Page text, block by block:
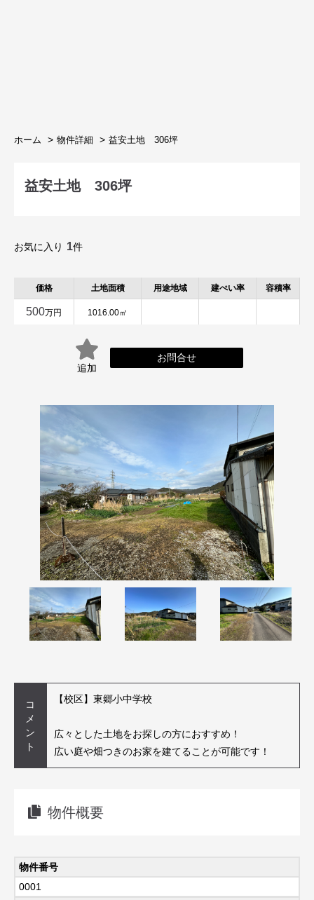
ホーム 物件詳細 益安土地 306坪
益安土地 306坪
お気に入り 1件
価格 土地面積 用途地域 建ぺい率 容積率
500万円 1016.00㎡
追加
お問合せ
コ
メ
ン
ト
【校区】東郷小中学校
広々とした土地をお探しの方におすすめ！
広い庭や畑つきのお家を建てることが可能です！
物件概要
物件番号
0001